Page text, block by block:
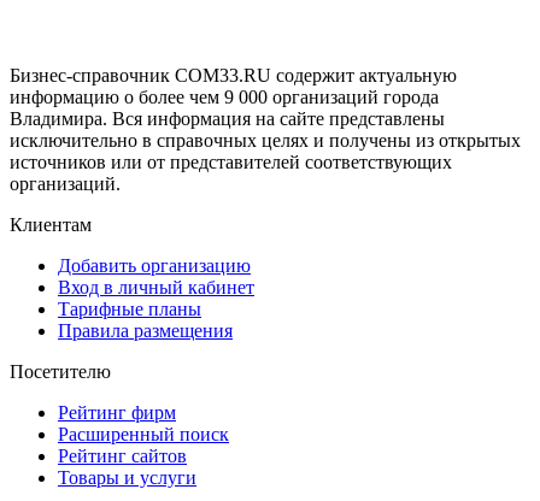
Бизнес-справочник COM33.RU содержит актуальную
информацию о более чем 9 000 организаций города
Владимира. Вся информация на сайте представлены
исключительно в справочных целях и получены из открытых
источников или от представителей соответствующих
организаций.
Клиентам
Добавить организацию
Вход в личный кабинет
Тарифные планы
Правила размещения
Посетителю
Рейтинг фирм
Расширенный поиск
Рейтинг сайтов
Товары и услуги